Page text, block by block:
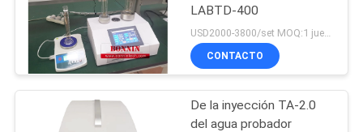
LABTD-400
CONTACTO
De la inyección TA-2.0
del agua probador